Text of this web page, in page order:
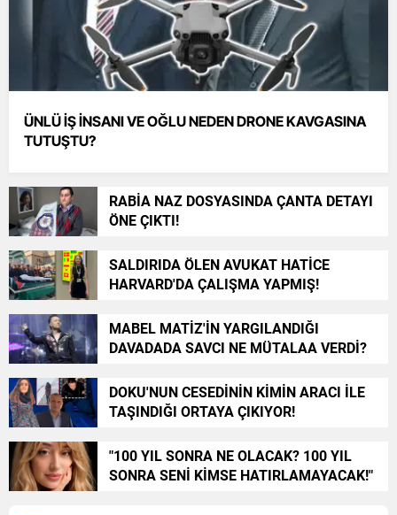
ÜNLÜ İŞ İNSANI VE OĞLU NEDEN DRONE KAVGASINA
TUTUŞTU?
RABİA NAZ DOSYASINDA ÇANTA DETAYI
ÖNE ÇIKTI!
SALDIRIDA ÖLEN AVUKAT HATİCE
HARVARD'DA ÇALIŞMA YAPMIŞ!
MABEL MATİZ'İN YARGILANDIĞI
DAVADADA SAVCI NE MÜTALAA VERDİ?
DOKU'NUN CESEDİNİN KİMİN ARACI İLE
TAŞINDIĞI ORTAYA ÇIKIYOR!
"100 YIL SONRA NE OLACAK? 100 YIL
SONRA SENİ KİMSE HATIRLAMAYACAK!"